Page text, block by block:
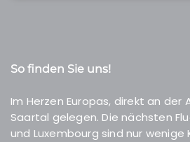
So finden Sie uns!
Im Herzen Europas, direkt an der
Saartal gelegen. Die nächsten
und Luxembourg sind nur